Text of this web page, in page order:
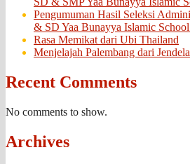
Pengumuman Hasil Seleksi
& SD Yaa Bunayya Islamic
Rasa Memikat dari Ubi Thailand
Menjelajah Palembang dari
Recent Comments
No comments to show.
Archives